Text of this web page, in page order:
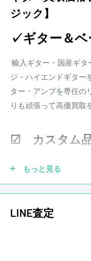
●保証書が付属してい
ります。保証期
間中
障につきましては、無
楽器本体に対する保証
ト等に含まれる楽器本
象外となります。また
となります。
などがあった場合、弊
す。
ジック】
✓ギター＆ベ
輸入ギター・国産ギタ
ジ・ハイエンドギター
ター・アンプを専任の
りも頑張って高価買取
☑ カスタム
もっと見る
LINE査定